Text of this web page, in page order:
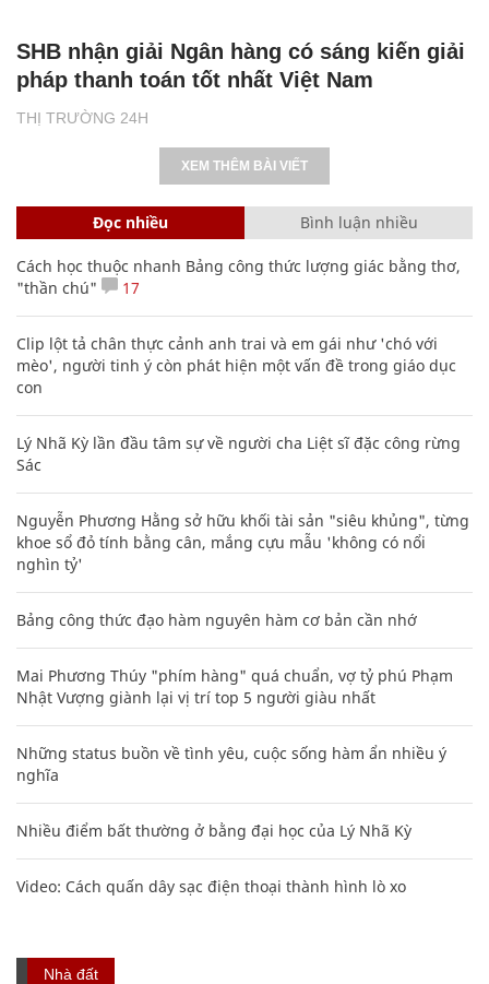
THỊ TRƯỜNG 24H
SHB nhận giải Ngân hàng có sáng kiến giải
pháp thanh toán tốt nhất Việt Nam
XEM THÊM BÀI VIẾT
Đọc nhiều Bình luận nhiều
Cách học thuộc nhanh Bảng công thức lượng giác bằng thơ,
"thần chú"
17
Clip lột tả chân thực cảnh anh trai và em gái như 'chó với
mèo', người tinh ý còn phát hiện một vấn đề trong giáo dục
con
Lý Nhã Kỳ lần đầu tâm sự về người cha Liệt sĩ đặc công rừng
Sác
Nguyễn Phương Hằng sở hữu khối tài sản "siêu khủng", từng
khoe sổ đỏ tính bằng cân, mắng cựu mẫu 'không có nổi
nghìn tỷ'
Bảng công thức đạo hàm nguyên hàm cơ bản cần nhớ
Mai Phương Thúy "phím hàng" quá chuẩn, vợ tỷ phú Phạm
Nhật Vượng giành lại vị trí top 5 người giàu nhất
Những status buồn về tình yêu, cuộc sống hàm ẩn nhiều ý
nghĩa
Nhiều điểm bất thường ở bằng đại học của Lý Nhã Kỳ
Video: Cách quấn dây sạc điện thoại thành hình lò xo
Nhà đất